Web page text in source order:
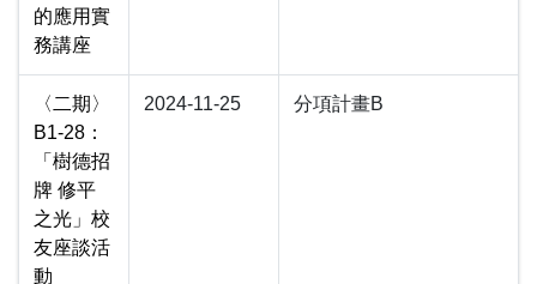
的應用實
務講座
〈二期〉
B1-28：
「樹德招
牌 修平
之光」校
友座談活
動
2024-11-25 分項計畫B